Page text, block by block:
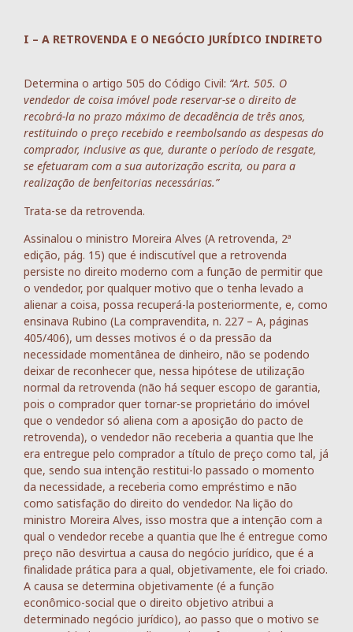
I – A RETROVENDA E O NEGÓCIO JURÍDICO INDIRETO
Determina o artigo 505 do Código Civil: “Art. 505. O
vendedor de coisa imóvel pode reservar-se o direito de
recobrá-la no prazo máximo de decadência de três anos,
restituindo o preço recebido e reembolsando as despesas do
comprador, inclusive as que, durante o período de resgate,
se efetuaram com a sua autorização escrita, ou para a
realização de benfeitorias necessárias.”
Trata-se da retrovenda.
Assinalou o ministro Moreira Alves (A retrovenda, 2ª
edição, pág. 15) que é indiscutível que a retrovenda
persiste no direito moderno com a função de permitir que
o vendedor, por qualquer motivo que o tenha levado a
alienar a coisa, possa recuperá-la posteriormente, e, como
ensinava Rubino (La compravendita, n. 227 – A, páginas
405/406), um desses motivos é o da pressão da
necessidade momentânea de dinheiro, não se podendo
deixar de reconhecer que, nessa hipótese de utilização
normal da retrovenda (não há sequer escopo de garantia,
pois o comprador quer tornar-se proprietário do imóvel
que o vendedor só aliena com a aposição do pacto de
retrovenda), o vendedor não receberia a quantia que lhe
era entregue pelo comprador a título de preço como tal, já
que, sendo sua intenção restitui-lo passado o momento
da necessidade, a receberia como empréstimo e não
como satisfação do direito do vendedor. Na lição do
ministro Moreira Alves, isso mostra que a intenção com a
qual o vendedor recebe a quantia que lhe é entregue como
preço não desvirtua a causa do negócio jurídico, que é a
finalidade prática para a qual, objetivamente, ele foi criado.
A causa se determina objetivamente (é a função
econômico-social que o direito objetivo atribui a
determinado negócio jurídico), ao passo que o motivo se